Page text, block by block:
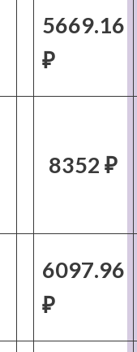
5669.16
₽
8352 ₽
6097.96
₽